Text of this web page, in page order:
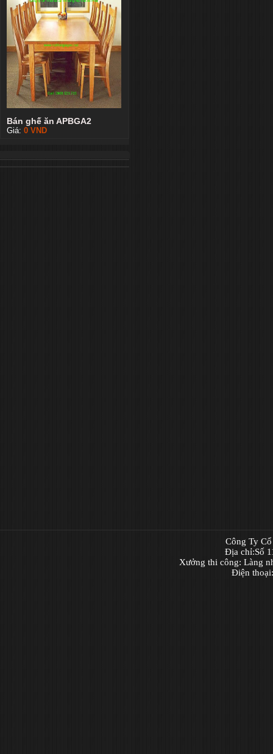
Bán ghế ăn APBGA2
Giá: 0 VND
Công Ty
Địa chỉ:Số
Xưởng thi công: Làng
Điện